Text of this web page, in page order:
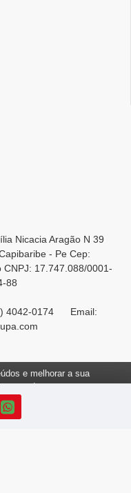
Nicacia Aragão N 39
- Pe Cep:
CNPJ: 17.747.088/0001-
88
4042-0174 Email:
os direitos reservados.
e melhorar a sua
com a nossa